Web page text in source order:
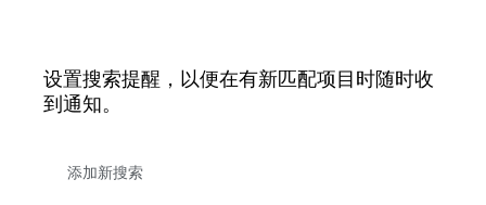
设置搜索提醒，以便在有新匹配项目时随时收
到通知。